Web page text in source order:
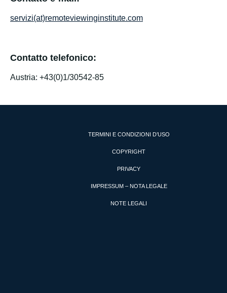
servizi(at)remoteviewinginstitute.com
Contatto telefonico:
Austria: +43(0)1/30542-85
TERMINI E CONDIZIONI D’USO
COPYRIGHT
PRIVACY
IMPRESSUM – NOTA LEGALE
NOTE LEGALI